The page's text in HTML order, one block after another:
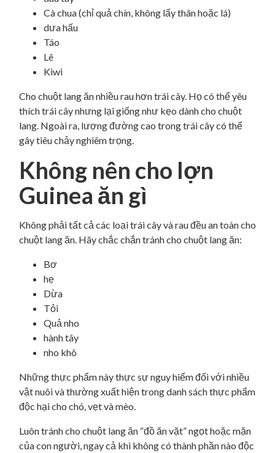
Cà chua (chỉ quả chín, không lấy thân hoặc lá)
dưa hấu
Táo
Lê
Kiwi
Cho chuột lang ăn nhiều rau hơn trái cây. Họ có thể yêu
thích trái cây nhưng lại giống như kẹo dành cho chuột
lang. Ngoài ra, lượng đường cao trong trái cây có thể
gây tiêu chảy nghiêm trọng.
Không nên cho lợn
Guinea ăn gì
Không phải tất cả các loại trái cây và rau đều an toàn cho
chuột lang ăn. Hãy chắc chắn tránh cho chuột lang ăn:
Bơ
hẹ
Dừa
Tỏi
Quả nho
hành tây
nho khô
Những thực phẩm này thực sự nguy hiểm đối với nhiều
vật nuôi và thường xuất hiện trong danh sách thực phẩm
độc hại cho chó, vẹt và mèo.
Luôn tránh cho chuột lang ăn “đồ ăn vặt” ngọt hoặc mặn
của con người, ngay cả khi không có thành phần nào độc